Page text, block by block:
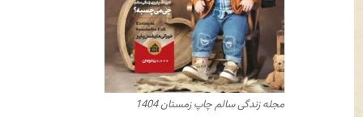
مجله زندگی سالم چاپ زمستان 1404